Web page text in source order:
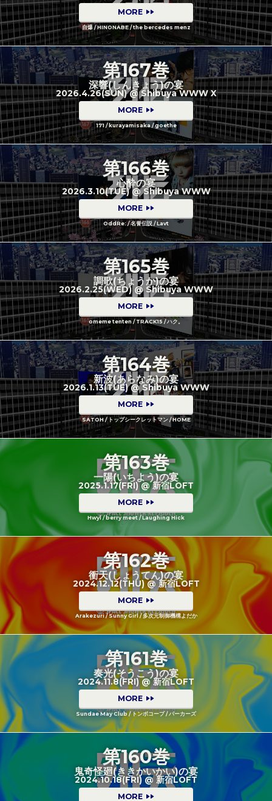
MORE
自爆 / HINONABE / the bercedes menz
第167巻
深響(しんきょう)の宴
2026.4.26(SUN) @ Shibuya WWW X
MORE
171 / kurayamisaka / goethe
第166巻
心酔の宴
2026.3.10(TUE) @ Shibuya WWW
MORE
OddRe: / 名誉伝説 / Lavt
第165巻
調歌(ちょうか)の宴
2026.2.25(WED) @ Shibuya WWW
MORE
omeme tenten / TRACK15 / ハク。
第164巻
新波(あらなみ)の宴
2026.1.13(TUE) @ Shibuya WWW
MORE
SATOH / トップシークレットマン / HOME
第163巻
一陽(いちよう)の宴
2025.1.17(FRI) @ 新宿LOFT
MORE
Hwyl / berry meet / Laughing Hick
第162巻
衝天(しょうてん)の宴
2024.12.12(THU) @ 新宿LOFT
MORE
Arakezuri / Sunny Girl / 多次元制御機構よだか
第161巻
奏光(そうこう)の宴
2024.11.8(FRI) @ 新宿LOFT
MORE
Sundae May Club / トンボコープ / パーカーズ
第160巻
鬼奇怪廻(ききかいかい)の宴
2024.10.18(FRI) @ 新宿LOFT
MORE